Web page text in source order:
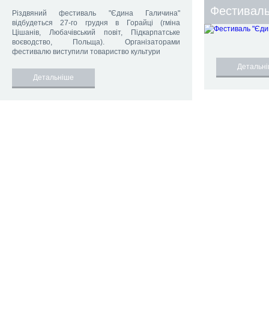
Різдвяний фестиваль "Єдина Галичина"
відбудеться 27-го грудня в Горайці (гміна
Цішанів, Любачівський повіт, Підкарпатське
воєводство, Польща). Організаторами
фестивалю виступили товариство культури
Детальніше